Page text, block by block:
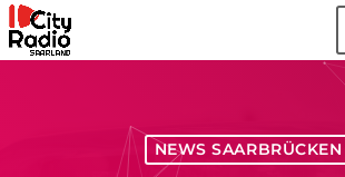
NEWS SAARBRÜCKEN